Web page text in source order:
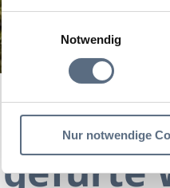
Einwilligungsauswahl
Notwendig
Nur notwendige
gefürte